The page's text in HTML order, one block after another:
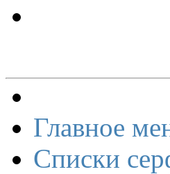
Главное
Списки